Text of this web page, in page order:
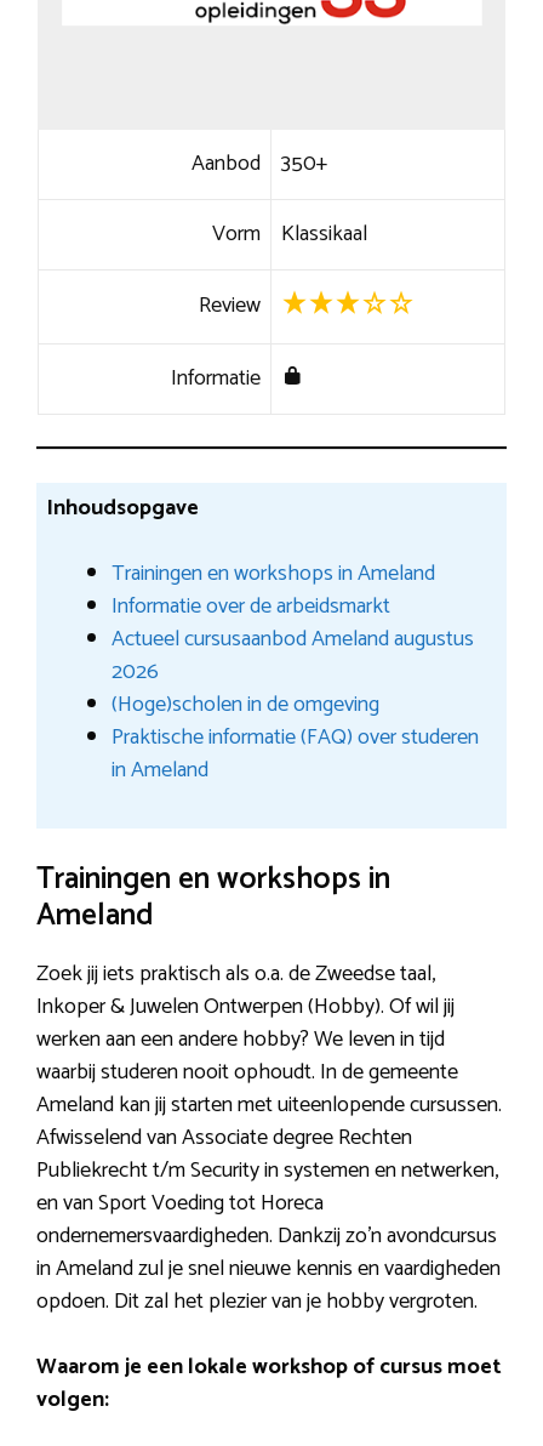
Aanbod 350+
Vorm Klassikaal
Review
Informatie
Inhoudsopgave
Trainingen en workshops in Ameland
Informatie over de arbeidsmarkt
Actueel cursusaanbod Ameland augustus
2026
(Hoge)scholen in de omgeving
Praktische informatie (FAQ) over studeren
in Ameland
Trainingen en workshops in
Ameland
Zoek jij iets praktisch als o.a. de Zweedse taal,
Inkoper & Juwelen Ontwerpen (Hobby). Of wil jij
werken aan een andere hobby? We leven in tijd
waarbij studeren nooit ophoudt. In de gemeente
Ameland kan jij starten met uiteenlopende cursussen.
Afwisselend van Associate degree Rechten
Publiekrecht t/m Security in systemen en netwerken,
en van Sport Voeding tot Horeca
ondernemersvaardigheden. Dankzij zo’n avondcursus
in Ameland zul je snel nieuwe kennis en vaardigheden
opdoen. Dit zal het plezier van je hobby vergroten.
Waarom je een lokale workshop of cursus moet
volgen: